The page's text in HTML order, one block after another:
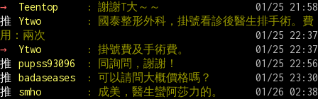
→
Teentop
: 謝謝T大～～
推
Ytwo
: 國泰整形外科，掛號看診後醫生排手術。費
用：兩次
→
Ytwo
: 掛號費及手術費。
推
pupss93096
: 同詢問，謝謝！
推
badaseases
: 可以請問大概價格嗎？
推
smho
: 成美，醫生蠻阿莎力的。